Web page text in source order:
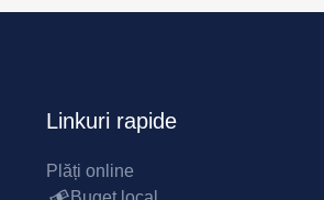
Linkuri rapide
Plăți online